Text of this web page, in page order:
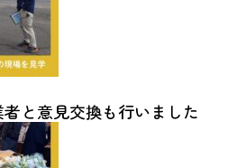
と意見交換も行いました